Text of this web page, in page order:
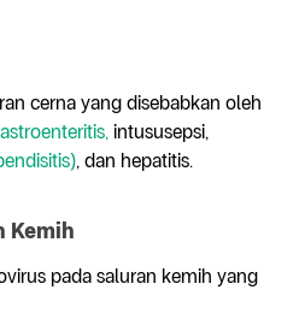
cerna yang disebabkan oleh
intususepsi,
, dan hepatitis.
Kemih
pada saluran kemih yang